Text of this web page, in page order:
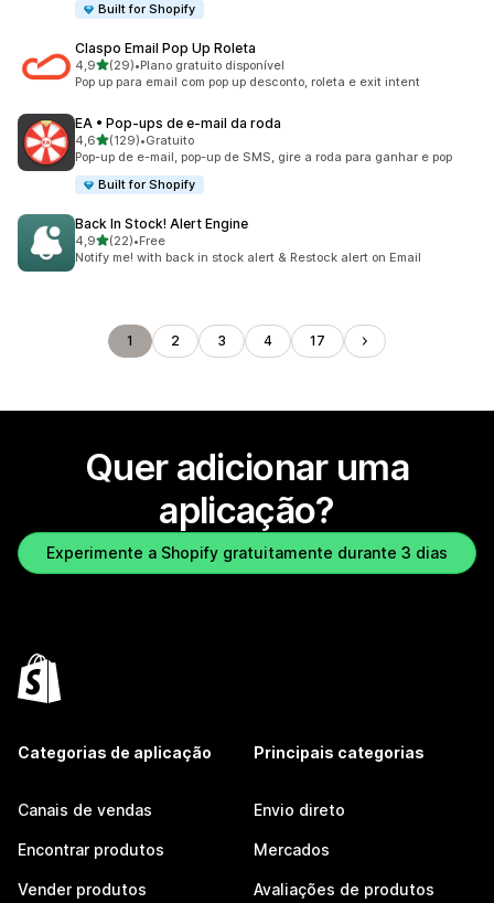
Built for Shopify
Claspo Email Pop Up Roleta
4,9de 5 estrelas
(29)
29 total de avaliações
•Plano gratuito disponível
Pop up para email com pop up desconto, roleta e exit intent
EA • Pop‑ups de e‑mail da roda
4,6de 5 estrelas
(129)
129 total de avaliações
•Gratuito
Pop-up de e-mail, pop-up de SMS, gire a roda para ganhar e pop
Built for Shopify
Back In Stock! Alert Engine
4,9de 5 estrelas
(22)
22 total de avaliações
•Free
Notify me! with back in stock alert & Restock alert on Email
1 2 3 4 17
Quer adicionar uma
aplicação?
Experimente a Shopify gratuitamente durante 3 dias
Categorias de aplicação
Canais de vendas
Encontrar produtos
Vender produtos
Principais categorias
Envio direto
Mercados
Avaliações de produtos